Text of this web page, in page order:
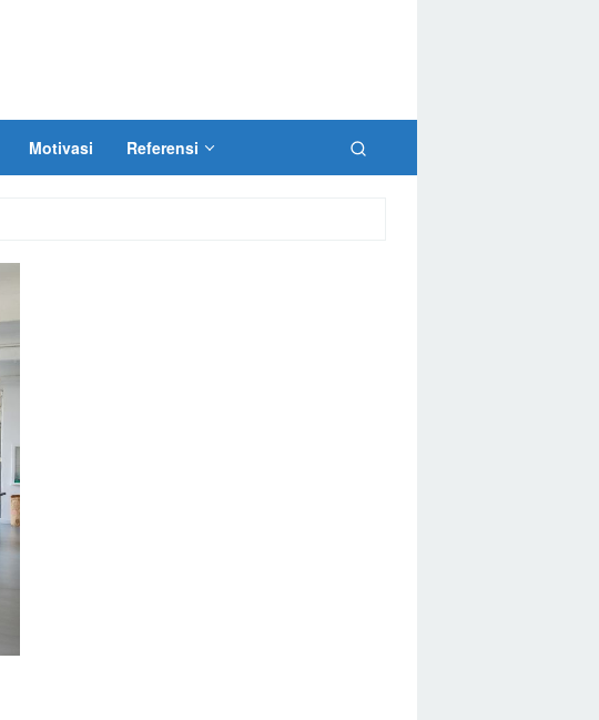
Motivasi Referensi